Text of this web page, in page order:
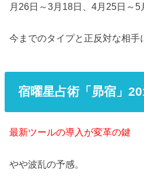
月26日～3月18日、4月25日～5
今までのタイプと正反対な相手
宿曜星占術「昴宿」
最新ツールの導入が変革の鍵
やや波乱の予感。